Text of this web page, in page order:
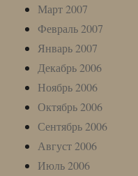
Март 2007
Февраль 2007
Январь 2007
Декабрь 2006
Ноябрь 2006
Октябрь 2006
Сентябрь 2006
Август 2006
Июль 2006